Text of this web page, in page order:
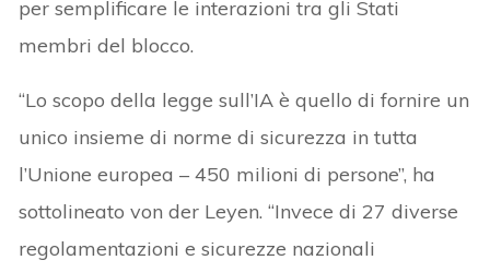
per semplificare le interazioni tra gli Stati
membri del blocco.
“Lo scopo della legge sull’IA è quello di fornire un
unico insieme di norme di sicurezza in tutta
l’Unione europea – 450 milioni di persone”, ha
sottolineato von der Leyen. “Invece di 27 diverse
regolamentazioni e sicurezze nazionali